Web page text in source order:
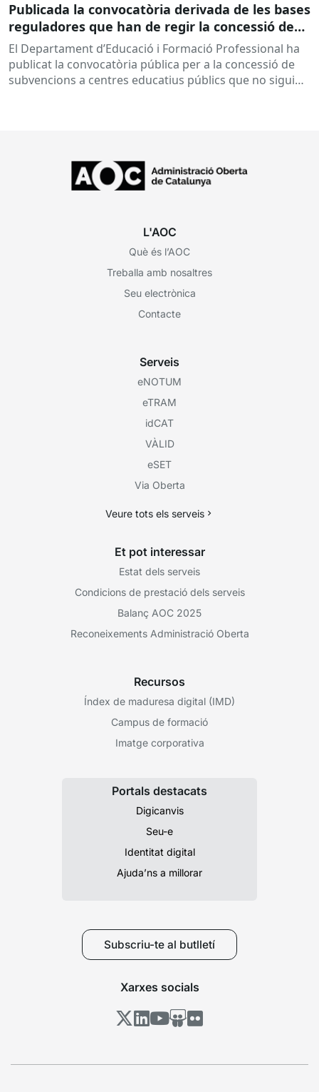
Publicada la convocatòria derivada de les bases
reguladores que han de regir la concessió de
subvencions a centres educatius, per al
desenvolupament de programes de formació i
inserció, durant el curs 2026-2027
El Departament d’Educació i Formació Professional ha
publicat la convocatòria pública per a la concessió de
subvencions a centres educatius públics que no siguin
L'AOC
Què és l’AOC
Treballa amb nosaltres
Seu electrònica
Contacte
Serveis
eNOTUM
eTRAM
idCAT
VÀLID
eSET
Via Oberta
Veure tots els serveis
Et pot interessar
Estat dels serveis
Condicions de prestació dels serveis
Balanç AOC 2025
Reconeixements Administració Oberta
Recursos
Índex de maduresa digital (IMD)
Campus de formació
Imatge corporativa
Portals destacats
Digicanvis
Seu-e
Identitat digital
Ajuda’ns a millorar
Subscriu-te al butlletí
Xarxes socials